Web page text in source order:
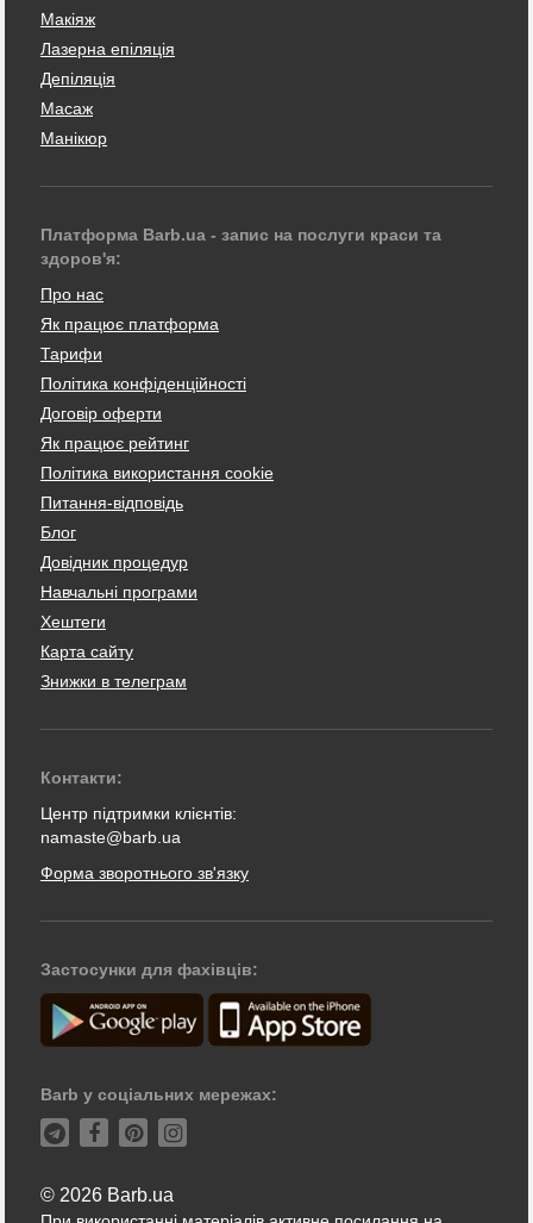
Макіяж
Лазерна епіляція
Депіляція
Масаж
Манікюр
Платформа Barb.ua - запис на послуги краси та
здоров'я:
Про нас
Як працює платформа
Тарифи
Політика конфіденційності
Договір оферти
Як працює рейтинг
Політика використання cookie
Питання-відповідь
Блог
Довідник процедур
Навчальні програми
Хештеги
Карта сайту
Знижки в телеграм
Контакти:
Центр підтримки клієнтів:
namaste@barb.ua
Форма зворотнього зв'язку
Застосунки для фахівців:
Barb у соціальних мережах:
© 2026 Barb.ua